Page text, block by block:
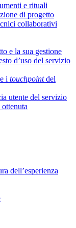
e rituali
di progetto
collaborativi
e la sua gestione
d’uso del servizio
i touchpointdel
utente del servizio
dell’esperienza